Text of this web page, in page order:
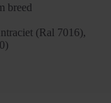
breed
(Ral 7016),